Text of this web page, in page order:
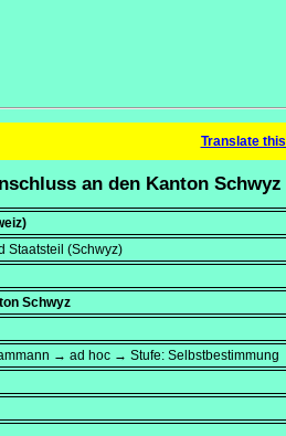
Translate
an den Kanton Schwyz
Staatsteil (Schwyz)
Schwyz
→ ad hoc → Stufe: Selbstbestimmung